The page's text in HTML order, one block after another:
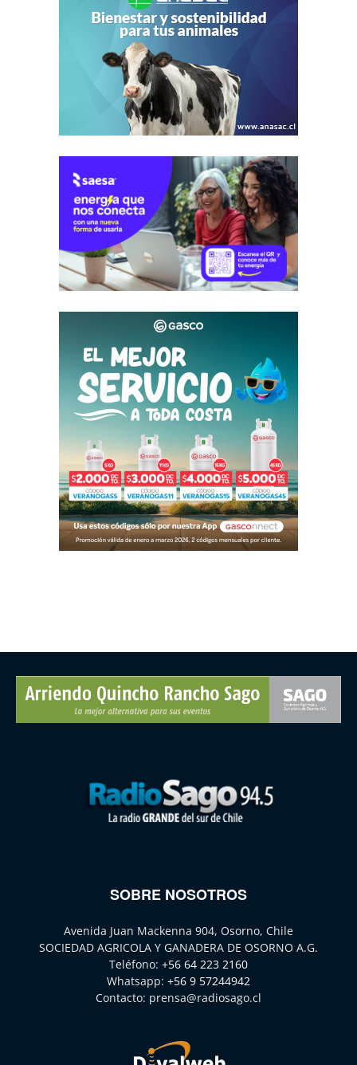
SOBRE NOSOTROS
Avenida Juan Mackenna 904, Osorno, Chile
SOCIEDAD AGRICOLA Y GANADERA DE OSORNO A.G.
Teléfono: +56 64 223 2160
Whatsapp: +56 9 57244942
Contacto: prensa@radiosago.cl